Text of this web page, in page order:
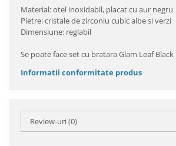
Material: otel inoxidabil, placat cu aur negru
Pietre: cristale de zirconiu cubic albe si verzi
Dimensiune: reglabil
Se poate face set cu bratara Glam Leaf
Informatii conformitate produs
Review-uri(0)